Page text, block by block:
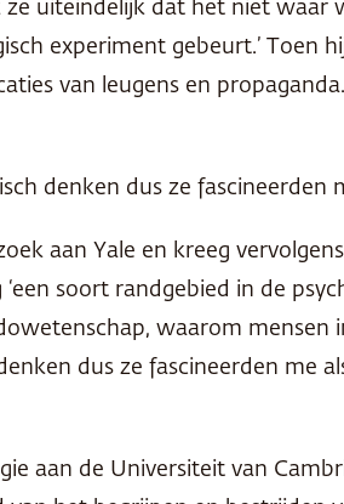
uiteindelijk dat het niet waar
experiment gebeurt.’ Toen
van leugens en
denken dus ze fascineerden
aan Yale en kreeg
soort randgebied in de
waarom mensen
dus ze fascineerden me
aan de Universiteit van